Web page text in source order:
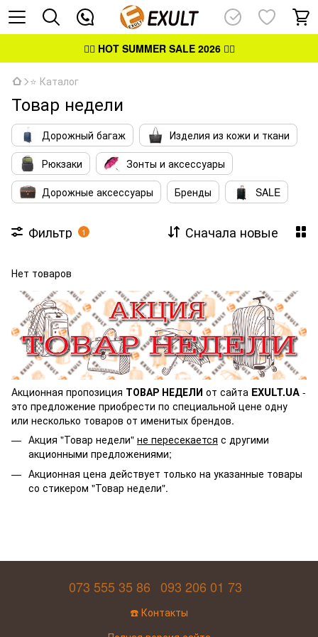
👉🏻 HOT SUMMER SALE 2026👈🏻
⭐ Каталог
Товар недели
Дорожный багаж
Изделия из кожи и ткани
Рюкзаки
Зонты и аксессуары
Дорожные аксессуары
Бренды SALE
Фильтр 1 Сначала новые
Нет товаров
Акционная пропозиция ТОВАР НЕДЕЛИ от сайта EXULT.UA -
это предложение приобрести по специальной цене одну
или несколько товаров от именитых брендов.
Акция "Товар недели" не пересекается с другими
акционными предложениями;
Акционная цена действует только на указанные товары
со стикером "Товар недели".
073 555 35 86 093 206 01 73
☎️ Контакты